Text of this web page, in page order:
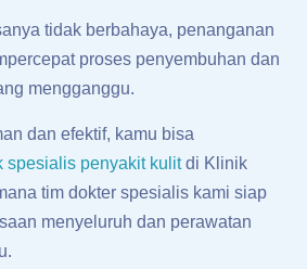
tidak berbahaya, penanganan
proses penyembuhan dan
mengganggu.
dan efektif, kamu bisa
spesialis penyakit kulitdi Klinik
tim dokter spesialis kami siap
menyeluruh dan perawatan